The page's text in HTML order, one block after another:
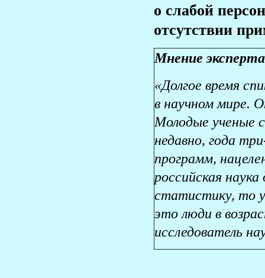
о слабой
отсутствии
Мнение
«Долгое время
в научном мире.
Молодые ученые
недавно, года
программ,
российская
статистику, то у
это люди в
исследователь